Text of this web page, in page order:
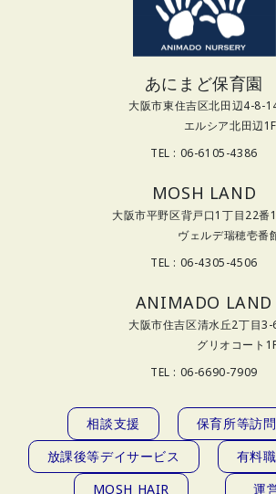
あにまど保育園
大阪市東住吉区北田辺4-8-
エルシア北田辺1F
TEL : 06-6105-4386
MOSH LAND
大阪市平野区背戸口1丁目22番
ヴェルデ瑞穂壱番
TEL : 06-4305-4506
ANIMADO LAND
大阪市住吉区清水丘2丁目3-
グリオコート
TEL : 06-6690-7909
相談支援
保育所等訪
放課後等デイサービス
有料
MOSH HAIR
運